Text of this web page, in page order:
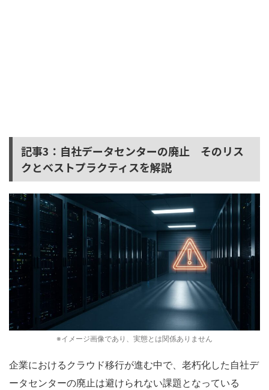
記事3：自社データセンターの廃止 そのリス
クとベストプラクティスを解説
※イメージ画像であり、実態とは関係ありません
企業におけるクラウド移行が進む中で、老朽化した自社デ
ータセンターの廃止は避けられない課題となっている